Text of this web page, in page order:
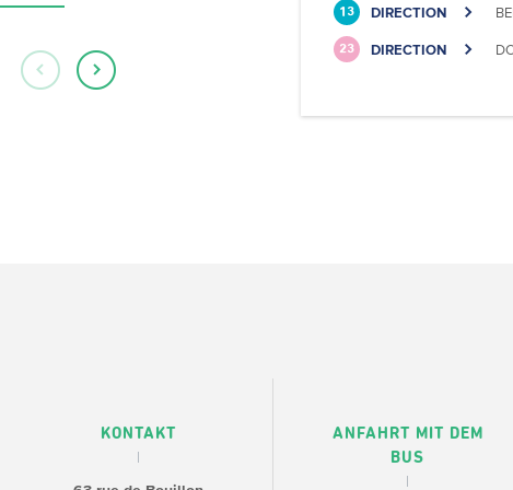
13 DIRECTION
23 DIRECTION
KONTAKT
ANFAHRT MIT DEM
BUS